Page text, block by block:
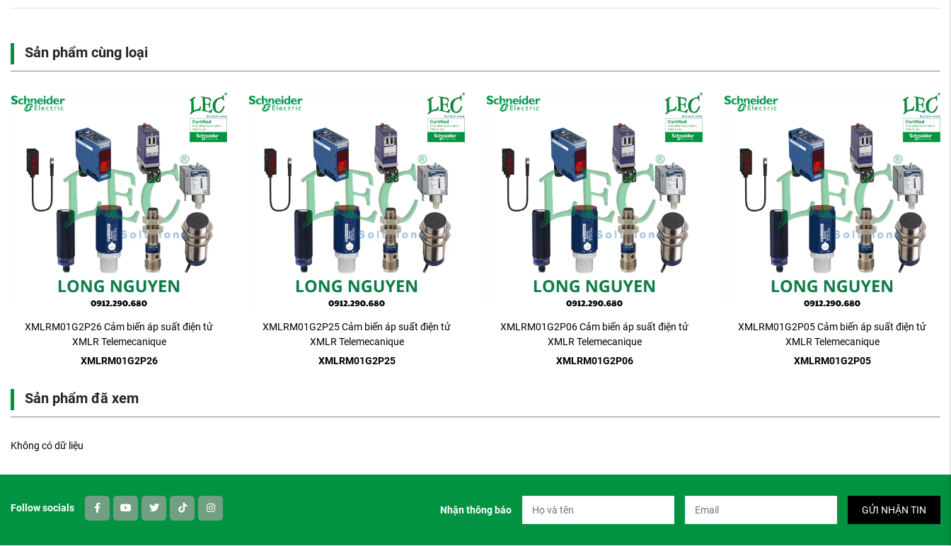
Sản phẩm cùng loại
XMLRM01G2P26 Cảm biến áp suất điện tử
XMLR Telemecanique
XMLRM01G2P26
XMLRM01G2P25 Cảm biến áp suất điện tử
XMLR Telemecanique
XMLRM01G2P25
XMLRM01G2P06 Cảm biến áp suất điện tử
XMLR Telemecanique
XMLRM01G2P06
XMLRM01G2P05 Cảm biến áp suất điện tử
XMLR Telemecanique
XMLRM01G2P05
Sản phẩm đã xem
Không có dữ liệu
Follow socials Nhận thông báo GỬI NHẬN TIN